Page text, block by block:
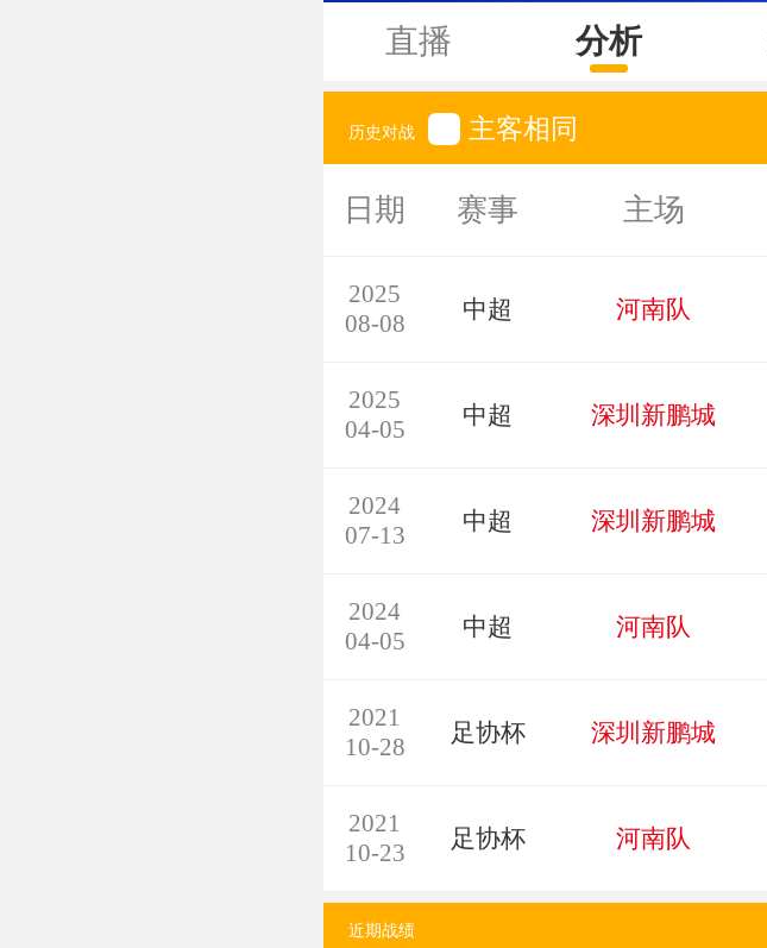
直播 分析
历史对战 主客相同
日期 赛事 主场
2025
08-08
中超 河南队
2025
04-05
中超 深圳新鹏城
2024
07-13
中超 深圳新鹏城
2024
04-05
中超 河南队
2021
10-28
足协杯 深圳新鹏城
2021
10-23
足协杯 河南队
近期战绩